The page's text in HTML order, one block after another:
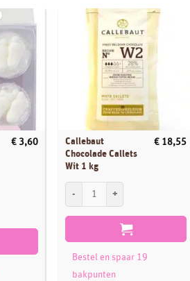
€3,60
Baby Voetjes Wit pk/24 aantal
Callebaut
Chocolade Callets
Wit 1 kg
€ 18,55
Bestel en spaar 19
bakpunten